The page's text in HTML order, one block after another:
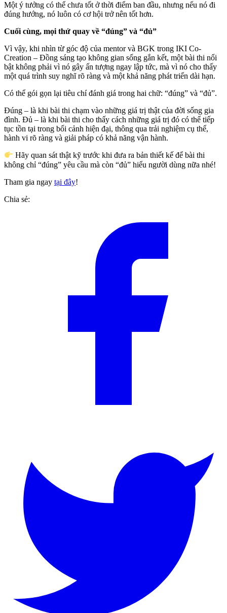
Một ý tưởng có thể chưa tốt ở thời điểm ban đầu, nhưng nếu nó đi
đúng hướng, nó luôn có cơ hội trở nên tốt hơn.
Cuối cùng, mọi thứ quay về “đúng” và “đủ”
Vì vậy, khi nhìn từ góc độ của mentor và BGK trong IKI Co-
Creation – Đồng sáng tạo không gian sống gắn kết, một bài thi nổi
bật không phải vì nó gây ấn tượng ngay lập tức, mà vì nó cho thấy
một quá trình suy nghĩ rõ ràng và một khả năng phát triển dài hạn.
Có thể gói gọn lại tiêu chí đánh giá trong hai chữ: “đúng” và “đủ”.
Đúng – là khi bài thi chạm vào những giá trị thật của đời sống gia
đình. Đủ – là khi bài thi cho thấy cách những giá trị đó có thể tiếp
tục tồn tại trong bối cảnh hiện đại, thông qua trải nghiệm cụ thể,
hành vi rõ ràng và giải pháp có khả năng vận hành.
Hãy quan sát thật kỹ trước khi đưa ra bản thiết kế để bài thi
không chỉ “đúng” yêu cầu mà còn “đủ” hiểu người dùng nữa nhé!
Tham gia ngay tại đây!
Chia sẻ: